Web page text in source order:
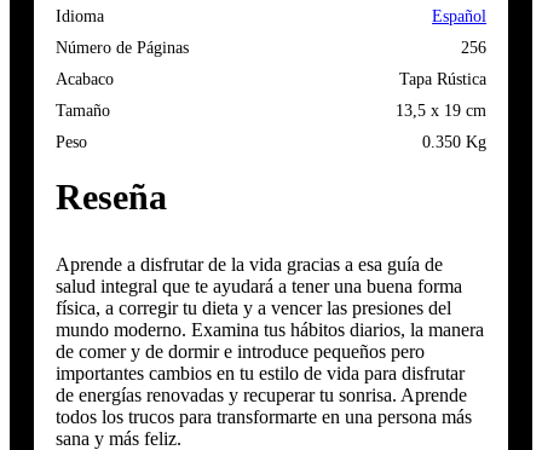
Idioma
Español
Número de Páginas
256
Acabaco
Tapa Rústica
Tamaño
13,5 x 19 cm
Peso
0.350 Kg
Reseña
Aprende a disfrutar de la vida gracias a esa guía de
salud integral que te ayudará a tener una buena forma
física, a corregir tu dieta y a vencer las presiones del
mundo moderno. Examina tus hábitos diarios, la manera
de comer y de dormir e introduce pequeños pero
importantes cambios en tu estilo de vida para disfrutar
de energías renovadas y recuperar tu sonrisa. Aprende
todos los trucos para transformarte en una persona más
sana y más feliz.